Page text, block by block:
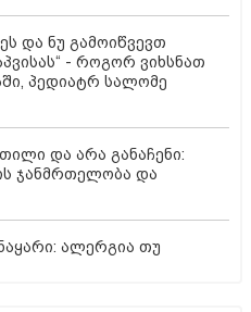
და ნუ გამოიწვევთ
- როგორ ვიხსნათ
პედიატრ სალომე
და არა განაჩენი:
ჯანმრთელობა და
ალერგია თუ